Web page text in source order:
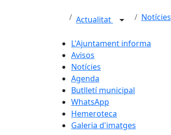
Actualitat Notícies
L'Ajuntament informa
Avisos
Notícies
Agenda
Butlletí municipal
WhatsApp
Hemeroteca
Galeria d'imatges